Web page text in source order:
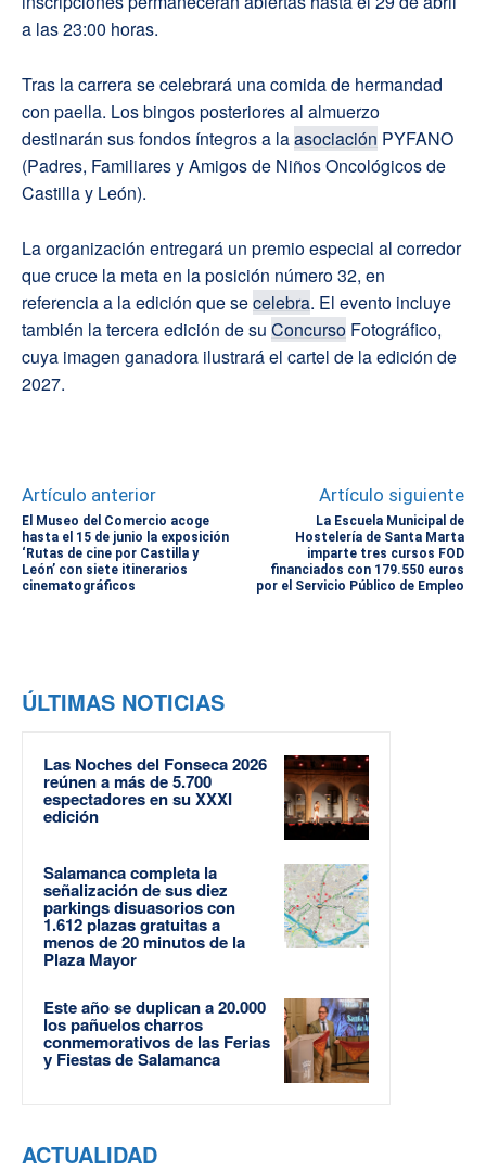
a las 23:00 horas.
Tras la carrera se celebrará una comida de hermandad
con paella. Los bingos posteriores al almuerzo
destinarán sus fondos íntegros a laasociación PYFANO
(Padres, Familiares y Amigos de Niños Oncológicos de
Castilla y León).
La organización entregará un premio especial al corredor
que cruce la meta en la posición número 32, en
referencia a la edición que secelebra. El evento incluye
también la tercera edición de su Concurso Fotográfico,
cuya imagen ganadora ilustrará el cartel de la edición de
2027.
Artículo anterior
El Museo del Comercio acoge
hasta el 15 de junio la exposición
‘Rutas de cine por Castilla y
León’ con siete itinerarios
cinematográficos
Artículo siguiente
La Escuela Municipal de
Hostelería de Santa Marta
imparte tres cursos FOD
financiados con 179.550 euros
por el Servicio Público de Empleo
ÚLTIMAS NOTICIAS
Las Noches del Fonseca 2026
reúnen a más de 5.700
espectadores en su XXXI
edición
Salamanca completa la
señalización de sus diez
parkings disuasorios con
1.612 plazas gratuitas a
menos de 20 minutos de la
Plaza Mayor
Este año se duplican a 20.000
los pañuelos charros
conmemorativos de las Ferias
y Fiestas de Salamanca
ACTUALIDAD